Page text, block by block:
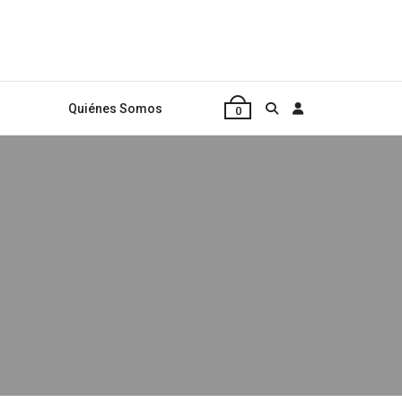
Quiénes Somos 0